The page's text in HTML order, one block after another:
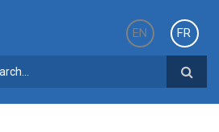
EN
FR
RECHERCHE